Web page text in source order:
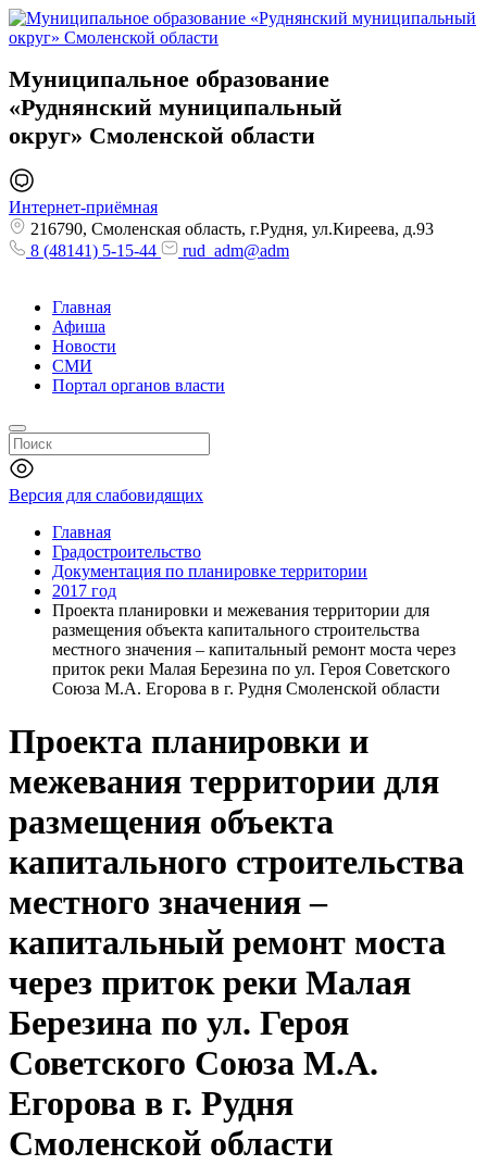
Муниципальное образование
«Руднянский муниципальный
округ» Смоленской области
Интернет-приёмная
216790, Смоленская область, г.Рудня, ул.Киреева, д.93
8 (48141) 5-15-44
rud_adm@adm
Главная
Афиша
Новости
СМИ
Портал органов власти
Версия для слабовидящих
Главная
Градостроительство
Документация по планировке территории
2017 год
Проекта планировки и межевания территории для
размещения объекта капитального строительства
местного значения – капитальный ремонт моста через
приток реки Малая Березина по ул. Героя Советского
Союза М.А. Егорова в г. Рудня Смоленской области
Проекта планировки и
межевания территории для
размещения объекта
капитального строительства
местного значения –
капитальный ремонт моста
через приток реки Малая
Березина по ул. Героя
Советского Союза М.А.
Егорова в г. Рудня
Смоленской области